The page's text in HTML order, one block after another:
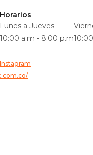
Horarios
Lunes a Jueves
10:00 a.m - 8:00 p.m
Instagram